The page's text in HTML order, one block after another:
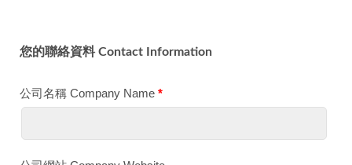
您的聯絡資料 Contact Information
公司名稱 Company Name *